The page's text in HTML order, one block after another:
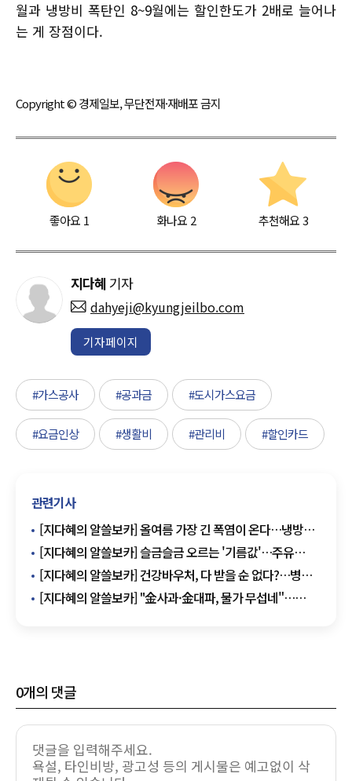
월과 냉방비 폭탄인 8~9월에는 할인한도가 2배로 늘어나
는 게 장점이다.
Copyright © 경제일보, 무단전재·재배포 금지
좋아요 1 화나요 2 추천해요 3
지다혜 기자
dahyeji@kyungjeilbo.com
기자페이지
#가스공사 #공과금 #도시가스요금
#요금인상 #생활비 #관리비 #할인카드
관련기사
[지다혜의 알쓸보카] 올여름 가장 긴 폭염이 온다…냉방비
할인카드 총정리
[지다혜의 알쓸보카] 슬금슬금 오르는 '기름값'…주유
할인카드 TOP10
[지다혜의 알쓸보카] 건강바우처, 다 받을 순 없다?…병원·
약국 할인카드 BEST 7
[지다혜의 알쓸보카] "金사과·金대파, 물가 무섭네"…
0개의 댓글